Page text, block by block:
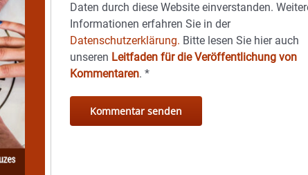
Daten durch diese Website einverstanden.
Informationen erfahren Sie in der
Datenschutzerklärung. Bitte lesen Sie hier auch
unseren Leitfaden für die Veröffentlichung von
Kommentaren.*